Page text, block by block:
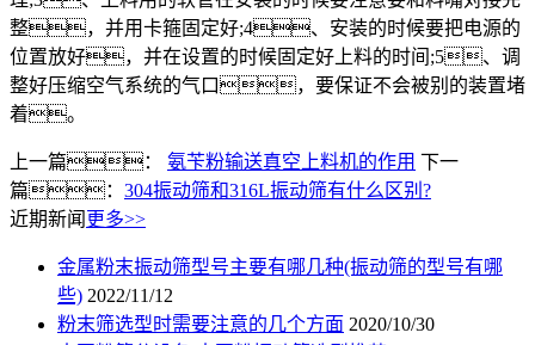
整，并用卡箍固定好;4、安装的时候要把电源的
位置放好，并在设置的时候固定好上料的时间;5、调
整好压缩空气系统的气口，要保证不会被别的装置堵
着。
上一篇： 氨苄粉输送真空上料机的作用 下一
篇： 304振动筛和316L振动筛有什么区别?
近期新闻 更多>>
金属粉末振动筛型号主要有哪几种(振动筛的型号有哪
些) 2022/11/12
粉末筛选型时需要注意的几个方面 2020/10/30